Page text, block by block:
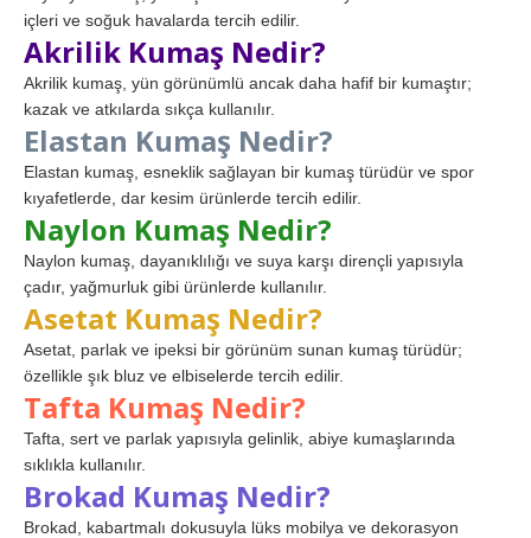
içleri ve soğuk havalarda tercih edilir.
Akrilik Kumaş Nedir?
Akrilik kumaş, yün görünümlü ancak daha hafif bir kumaştır;
kazak ve atkılarda sıkça kullanılır.
Elastan Kumaş Nedir?
Elastan kumaş, esneklik sağlayan bir kumaş türüdür ve spor
kıyafetlerde, dar kesim ürünlerde tercih edilir.
Naylon Kumaş Nedir?
Naylon kumaş, dayanıklılığı ve suya karşı dirençli yapısıyla
çadır, yağmurluk gibi ürünlerde kullanılır.
Asetat Kumaş Nedir?
Asetat, parlak ve ipeksi bir görünüm sunan kumaş türüdür;
özellikle şık bluz ve elbiselerde tercih edilir.
Tafta Kumaş Nedir?
Tafta, sert ve parlak yapısıyla gelinlik, abiye kumaşlarında
sıklıkla kullanılır.
Brokad Kumaş Nedir?
Brokad, kabartmalı dokusuyla lüks mobilya ve dekorasyon